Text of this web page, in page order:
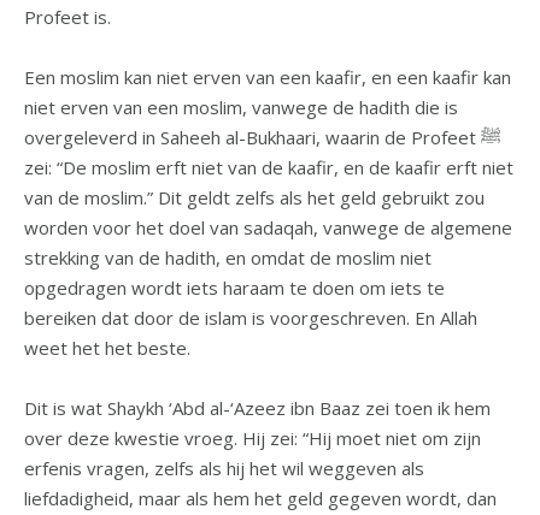
Profeet is.
Een moslim kan niet erven van een kaafir, en een kaafir kan
niet erven van een moslim, vanwege de hadith die is
overgeleverd in Saheeh al-Bukhaari, waarin de Profeet ﷺ
zei: “De moslim erft niet van de kaafir, en de kaafir erft niet
van de moslim.” Dit geldt zelfs als het geld gebruikt zou
worden voor het doel van sadaqah, vanwege de algemene
strekking van de hadith, en omdat de moslim niet
opgedragen wordt iets haraam te doen om iets te
bereiken dat door de islam is voorgeschreven. En Allah
weet het het beste.
Dit is wat Shaykh ‘Abd al-‘Azeez ibn Baaz zei toen ik hem
over deze kwestie vroeg. Hij zei: “Hij moet niet om zijn
erfenis vragen, zelfs als hij het wil weggeven als
liefdadigheid, maar als hem het geld gegeven wordt, dan